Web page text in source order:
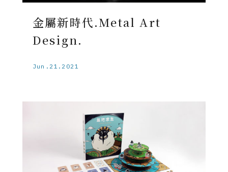
金屬新時代.Metal Art
Design.
Jun.21.2021